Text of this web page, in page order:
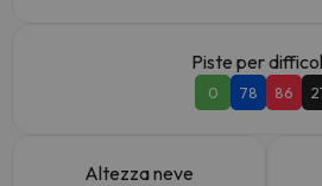
Piste per
0 78 86
Altezza neve